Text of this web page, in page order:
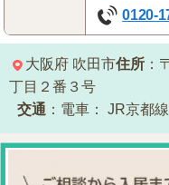
0120-
大阪府 吹田市住所 ：
丁目２番３号
交通 ：電車： JR京都